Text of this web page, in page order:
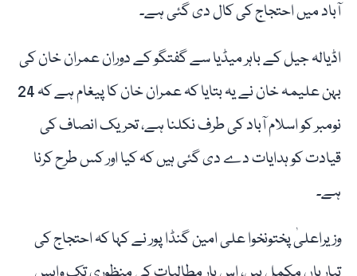
آباد میں احتجاج کی کال دی گئی ہے۔
اڈیالہ جیل کے باہر میڈیا سے گفتگو کے دوران عمران خان کی
بہن علیمہ خان نے یہ بتایا کہ عمران خان کا پیغام ہے کہ 24
نومبر کو اسلام آباد کی طرف نکلنا ہے، تحریک انصاف کی
قیادت کو ہدایات دے دی گئی ہیں کہ کیا اور کس طرح کرنا
ہے۔
وزیراعلیٰ پختونخوا علی امین گنڈا پور نے کہا کہ احتجاج کی